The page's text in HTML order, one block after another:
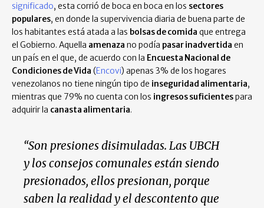
significado, esta corrió de boca en boca en los sectores
populares, en donde la supervivencia diaria de buena parte de
los habitantes está atada a las bolsas de comida que entrega
el Gobierno. Aquella amenaza no podía pasar inadvertida en
un país en el que, de acuerdo con la Encuesta Nacional de
Condiciones de Vida (Encovi) apenas 3% de los hogares
venezolanos no tiene ningún tipo de inseguridad alimentaria,
mientras que 79% no cuenta con los ingresos suficientespara
adquirir la canasta alimentaria.
“Son presiones disimuladas. Las UBCH
y los consejos comunales están siendo
presionados, ellos presionan, porque
saben la realidad y el descontento que